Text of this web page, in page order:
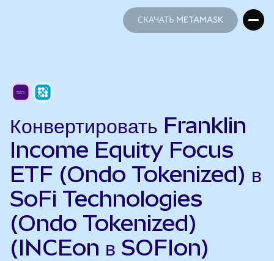
СКАЧАТЬ METAMASK
Конвертировать Franklin
Income Equity Focus
ETF (Ondo Tokenized) в
SoFi Technologies
(Ondo Tokenized)
(INCEon в SOFIon)